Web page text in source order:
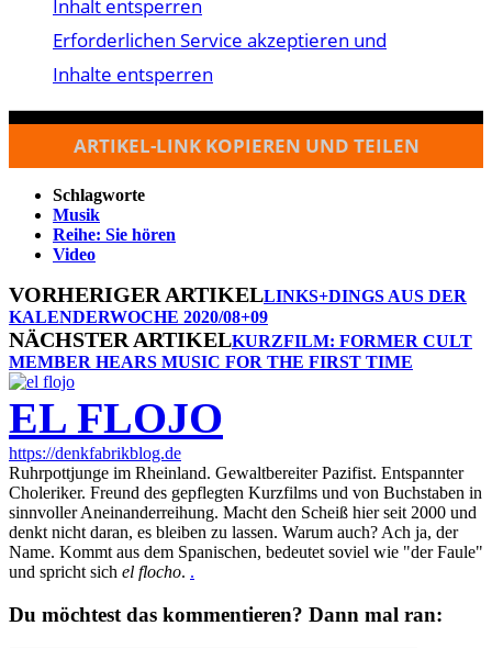
Inhalt entsperren
Erforderlichen Service akzeptieren und
Inhalte entsperren
ARTIKEL-LINK KOPIEREN UND TEILEN
Schlagworte
Musik
Reihe: Sie hören
Video
VORHERIGER ARTIKELLINKS+DINGS AUS DER
KALENDERWOCHE 2020/08+09
NÄCHSTER ARTIKELKURZFILM: FORMER CULT
MEMBER HEARS MUSIC FOR THE FIRST TIME
EL FLOJO
https://denkfabrikblog.de
Ruhrpottjunge im Rheinland. Gewaltbereiter Pazifist. Entspannter
Choleriker. Freund des gepflegten Kurzfilms und von Buchstaben in
sinnvoller Aneinanderreihung. Macht den Scheiß hier seit 2000 und
denkt nicht daran, es bleiben zu lassen. Warum auch? Ach ja, der
Name. Kommt aus dem Spanischen, bedeutet soviel wie "der Faule"
und spricht sich el flocho. .
Du möchtest das kommentieren? Dann mal ran: